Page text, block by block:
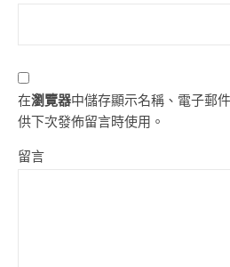
在瀏覽器中儲存顯示名稱、電子郵
供下次發佈留言時使用。
留言